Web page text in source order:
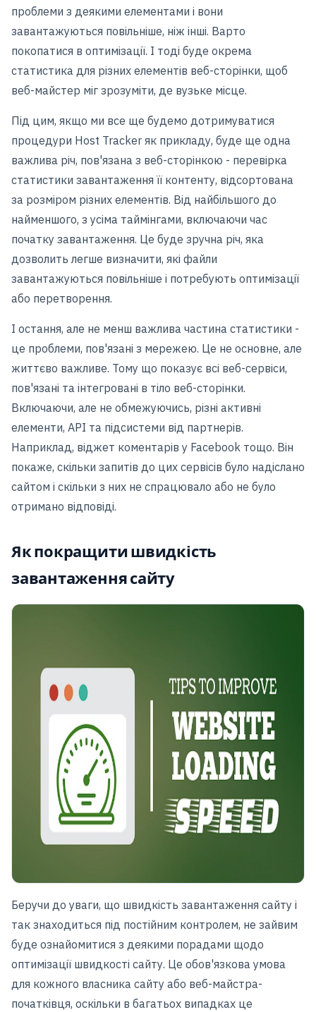
проблеми з деякими елементами і вони
завантажуються повільніше, ніж інші. Варто
покопатися в оптимізації. І тоді буде окрема
статистика для різних елементів веб-сторінки, щоб
веб-майстер міг зрозуміти, де вузьке місце.
Під цим, якщо ми все ще будемо дотримуватися
процедури Host Tracker як прикладу, буде ще одна
важлива річ, пов'язана з веб-сторінкою - перевірка
статистики завантаження її контенту, відсортована
за розміром різних елементів. Від найбільшого до
найменшого, з усіма таймінгами, включаючи час
початку завантаження. Це буде зручна річ, яка
дозволить легше визначити, які файли
завантажуються повільніше і потребують оптимізації
або перетворення.
І остання, але не менш важлива частина статистики -
це проблеми, пов'язані з мережею. Це не основне, але
життєво важливе. Тому що показує всі веб-сервіси,
пов'язані та інтегровані в тіло веб-сторінки.
Включаючи, але не обмежуючись, різні активні
елементи, API та підсистеми від партнерів.
Наприклад, віджет коментарів у Facebook тощо. Він
покаже, скільки запитів до цих сервісів було надіслано
сайтом і скільки з них не спрацювало або не було
отримано відповіді.
Як покращити швидкість
завантаження сайту
Беручи до уваги, що швидкість завантаження сайту і
так знаходиться під постійним контролем, не зайвим
буде ознайомитися з деякими порадами щодо
оптимізації швидкості сайту. Це обов'язкова умова
для кожного власника сайту або веб-майстра-
початківця, оскільки в багатьох випадках це